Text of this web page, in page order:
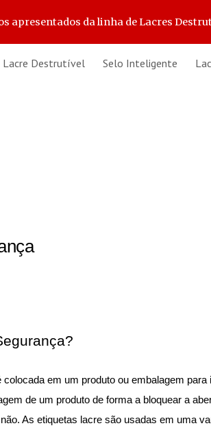
Skip to main content
apresentados da linha de Lacres
Lacre Destrutível Selo Inteligente
em um produto ou embalagem
de um produto de forma a bloquear a
As etiquetas lacre são usadas em uma